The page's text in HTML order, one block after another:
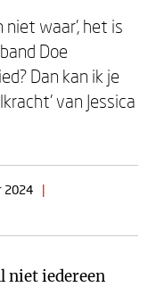
waar’, het is
Doe
Dan kan ik je
van Jessica
2024
|
niet iedereen